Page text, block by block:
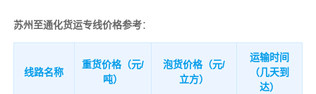
苏州至通化货运专线价格参考：
线路名称
重货价格（元/
吨）
泡货价格（元/
立方）
运输时间
（几天到
达）